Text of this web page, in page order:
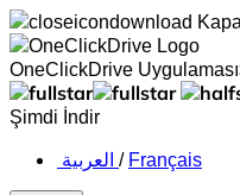
OneClickDrive Uygulaması
Şimdi İndir
‏العربية ‏ / Français